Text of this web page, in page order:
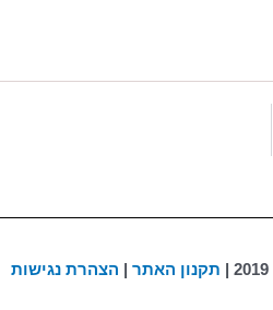
תקנון האתר | הצהרת נגישות